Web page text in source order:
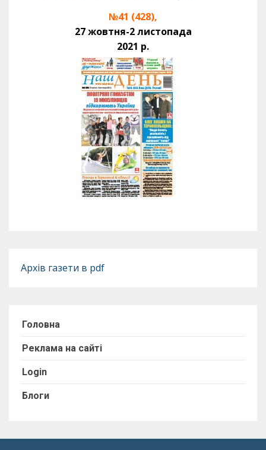
№41 (428),
27 жовтня-2 листопада
2021 р.
Архів газети в pdf
Головна
Реклама на сайті
Login
Блоги